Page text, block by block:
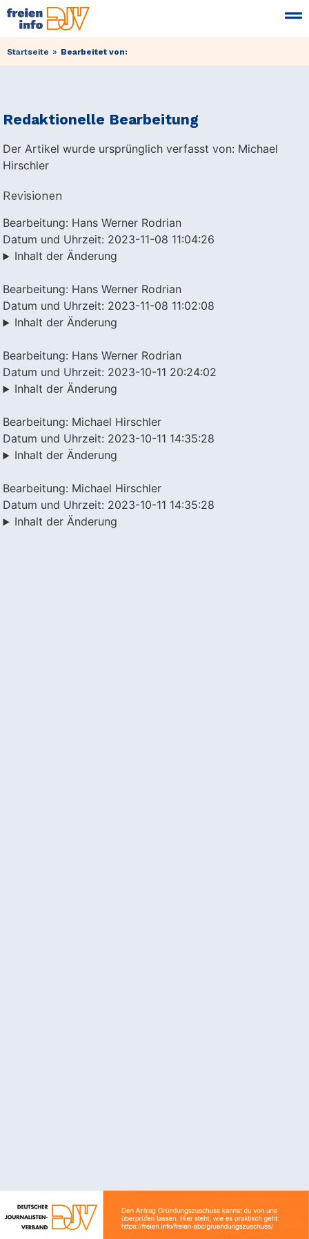
Startseite » Bearbeitet von:
Redaktionelle Bearbeitung
Der Artikel wurde ursprünglich verfasst von: Michael
Hirschler
Revisionen
Bearbeitung: Hans Werner Rodrian
Datum und Uhrzeit: 2023-11-08 11:04:26
Inhalt der Änderung
Bearbeitung: Hans Werner Rodrian
Datum und Uhrzeit: 2023-11-08 11:02:08
Inhalt der Änderung
Bearbeitung: Hans Werner Rodrian
Datum und Uhrzeit: 2023-10-11 20:24:02
Inhalt der Änderung
Bearbeitung: Michael Hirschler
Datum und Uhrzeit: 2023-10-11 14:35:28
Inhalt der Änderung
Bearbeitung: Michael Hirschler
Datum und Uhrzeit: 2023-10-11 14:35:28
Inhalt der Änderung